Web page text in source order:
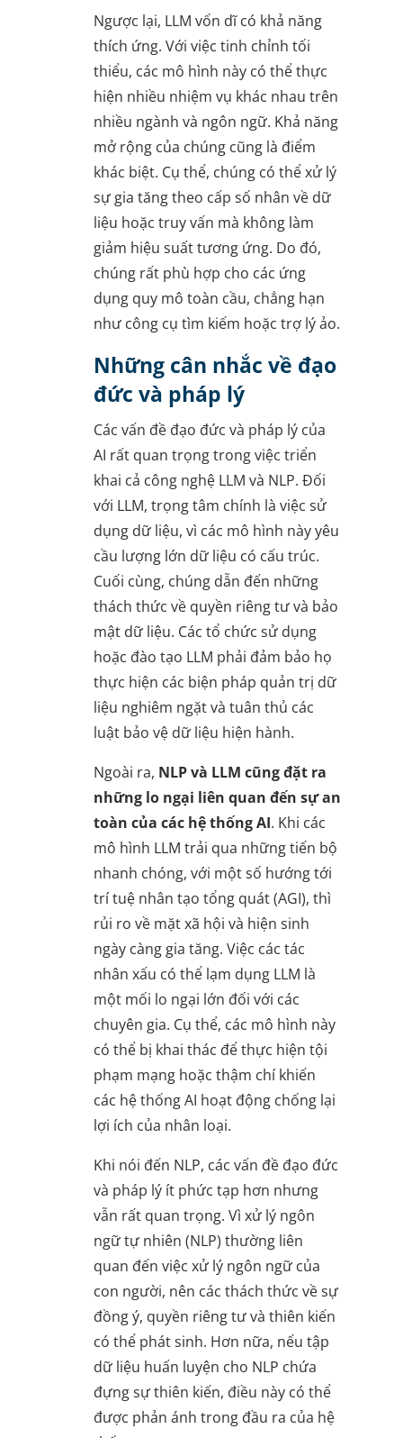
Ngược lại, LLM vốn dĩ có khả năng
thích ứng. Với việc tinh chỉnh tối
thiểu, các mô hình này có thể thực
hiện nhiều nhiệm vụ khác nhau trên
nhiều ngành và ngôn ngữ. Khả năng
mở rộng của chúng cũng là điểm
khác biệt. Cụ thể, chúng có thể xử lý
sự gia tăng theo cấp số nhân về dữ
liệu hoặc truy vấn mà không làm
giảm hiệu suất tương ứng. Do đó,
chúng rất phù hợp cho các ứng
dụng quy mô toàn cầu, chẳng hạn
như công cụ tìm kiếm hoặc trợ lý ảo.
Những cân nhắc về đạo
đức và pháp lý
Các vấn đề đạo đức và pháp lý của
AI rất quan trọng trong việc triển
khai cả công nghệ LLM và NLP. Đối
với LLM, trọng tâm chính là việc sử
dụng dữ liệu, vì các mô hình này yêu
cầu lượng lớn dữ liệu có cấu trúc.
Cuối cùng, chúng dẫn đến những
thách thức về quyền riêng tư và bảo
mật dữ liệu. Các tổ chức sử dụng
hoặc đào tạo LLM phải đảm bảo họ
thực hiện các biện pháp quản trị dữ
liệu nghiêm ngặt và tuân thủ các
luật bảo vệ dữ liệu hiện hành.
Ngoài ra, NLP và LLM cũng đặt ra
những lo ngại liên quan đến sự an
toàn của các hệ thống AI. Khi các
mô hình LLM trải qua những tiến bộ
nhanh chóng, với một số hướng tới
trí tuệ nhân tạo tổng quát (AGI), thì
rủi ro về mặt xã hội và hiện sinh
ngày càng gia tăng. Việc các tác
nhân xấu có thể lạm dụng LLM là
một mối lo ngại lớn đối với các
chuyên gia. Cụ thể, các mô hình này
có thể bị khai thác để thực hiện tội
phạm mạng hoặc thậm chí khiến
các hệ thống AI hoạt động chống lại
lợi ích của nhân loại.
Khi nói đến NLP, các vấn đề đạo đức
và pháp lý ít phức tạp hơn nhưng
vẫn rất quan trọng. Vì xử lý ngôn
ngữ tự nhiên (NLP) thường liên
quan đến việc xử lý ngôn ngữ của
con người, nên các thách thức về sự
đồng ý, quyền riêng tư và thiên kiến
có thể phát sinh. Hơn nữa, nếu tập
dữ liệu huấn luyện cho NLP chứa
đựng sự thiên kiến, điều này có thể
được phản ánh trong đầu ra của hệ